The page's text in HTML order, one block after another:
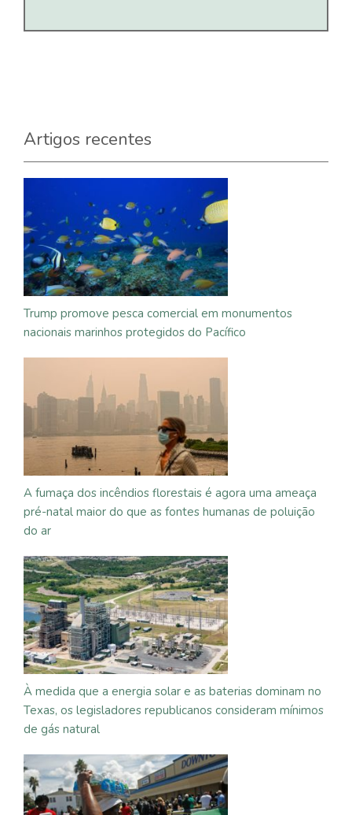
Artigos recentes
Trump promove pesca comercial em monumentos
nacionais marinhos protegidos do Pacífico
A fumaça dos incêndios florestais é agora uma ameaça
pré-natal maior do que as fontes humanas de poluição
do ar
À medida que a energia solar e as baterias dominam no
Texas, os legisladores republicanos consideram mínimos
de gás natural